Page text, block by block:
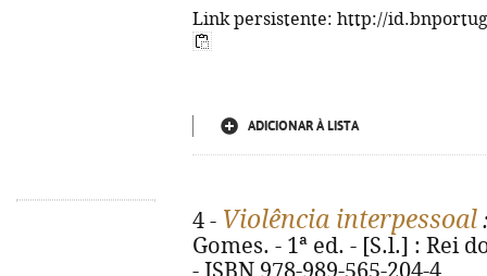
Link persistente: http://
ADICIONAR À LISTA
4 - Violência interpessoal
Gomes. - 1ª ed. - [S.l.] : Rei